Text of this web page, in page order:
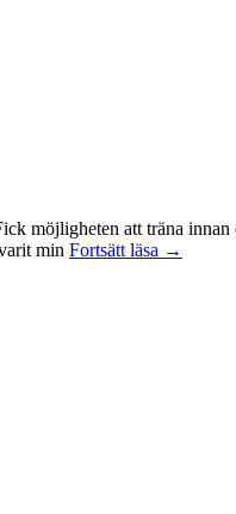
möjligheten att träna
min Fortsätt läsa Att
→